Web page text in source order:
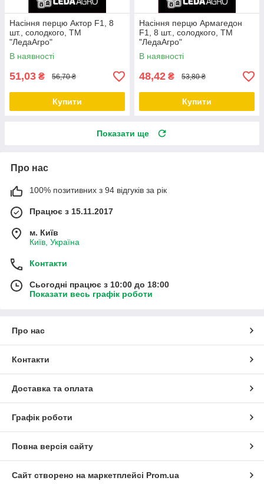
Насіння перцю Актор F1, 8
шт., солодкого, ТМ
"ЛедаАгро"
В наявності
51,03 ₴ 56,70 ₴
Купити
Насіння перцю Армагедон
F1, 8 шт., солодкого, ТМ
"ЛедаАгро"
В наявності
48,42 ₴ 53,80 ₴
Купити
Показати ще
Про нас
100% позитивних з 94 відгуків за рік
Працює з 15.11.2017
м. Київ
Київ, Україна
Контакти
Сьогодні працює з 10:00 до 18:00
Показати весь графік роботи
Про нас
Контакти
Доставка та оплата
Графік роботи
Повна версія сайту
Сайт створено на маркетплейсі Prom.ua